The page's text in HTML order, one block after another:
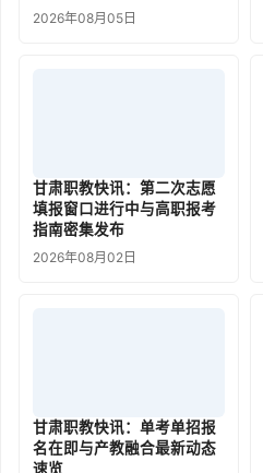
2026年08月05日
甘肃职教快讯：第二次志愿
填报窗口进行中与高职报考
指南密集发布
2026年08月02日
甘肃职教快讯：单考单招报
名在即与产教融合最新动态
速览